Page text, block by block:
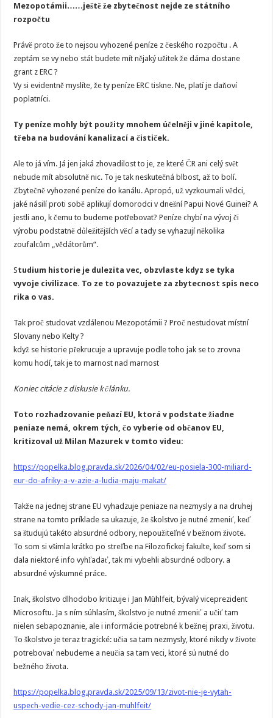
Mezopotámii……ještě že zbytečnost nejde ze státního
rozpočtu
Právě proto že to nejsou vyhozené peníze z českého rozpočtu . A
zeptám se vy nebo stát budete mít nějaký užitek že dáma dostane
grant z ERC ?
Vy si evidentně myslíte, že ty peníze ERC tiskne. Ne, platí je daňoví
poplatníci.
Ty peníze mohly být použity mnohem účelněji v jiné kapitole,
třeba na budování kanalizací a čističek.
Ale to já vím. Já jen jaká zhovadilost to je, ze které ČR ani celý svět
nebude mít absolutně nic. To je tak neskutečná blbost, až to bolí.
Zbytečně vyhozené peníze do kanálu. Apropó, už vyzkoumali vědci,
jaké násilí proti sobě aplikují domorodci v dnešní Papui Nové Guinei? A
jestli ano, k čemu to budeme potřebovat? Peníze chybí na vývoj či
výrobu podstatně důležitějších věcí a tady se vyhazují několika
zoufalcům „vědátorům“.
Studium historie je dulezita vec, obzvlaste kdyz se tyka
vyvoje civilizace. To ze to povazujete za zbytecnost spis neco
rika o vas.
Tak proč studovat vzdálenou Mezopotámii ? Proč nestudovat místní
Slovany nebo Kelty ?
když se historie překrucuje a upravuje podle toho jak se to zrovna
komu hodí, tak je to marnost nad marnost
Koniec citácie z diskusie k článku.
Toto rozhadzovanie peňazí EU, ktorá v podstate žiadne
peniaze nemá, okrem tých, čo vyberie od občanov EU,
kritizoval už Milan Mazurek v tomto videu:
https://popelka.blog.pravda.sk/2026/04/02/eu-posiela-300-miliard-
eur-do-afriky-a-v-azie-a-ludia-maju-makat/
Takže na jednej strane EU vyhadzuje peniaze na nezmysly a na druhej
strane na tomto príklade sa ukazuje, že školstvo je nutné zmeniť, keď
sa študujú takéto absurdné odbory, nepoužiteľné v bežnom živote.
To som si všimla krátko po streľbe na Filozofickej fakulte, keď som si
dala niektoré info vyhľadať, tak mi vybehli absurdné odbory. a
absurdné výskumné práce.
Inak, školstvo dlhodobo kritizuje i Jan Mühlfeit, bývalý viceprezident
Microsoftu. Ja s ním súhlasím, školstvo je nutné zmeniť a učiť tam
nielen sebapoznanie, ale i informácie potrebné k bežnej praxi, životu.
To školstvo je teraz tragické: učia sa tam nezmysly, ktoré nikdy v živote
potrebovať nebudeme a neučia sa tam veci, ktoré sú nutné do
bežného života.
https://popelka.blog.pravda.sk/2025/09/13/zivot-nie-je-vytah-
uspech-vedie-cez-schody-jan-muhlfeit/